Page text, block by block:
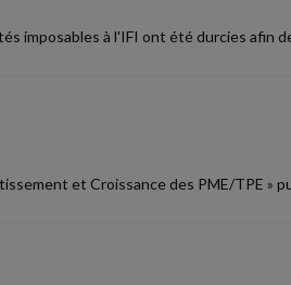
imposables à l'IFI ont été durcies afin
et Croissance des PME/TPE »